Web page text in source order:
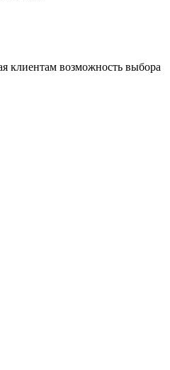
клиентам возможность выбора